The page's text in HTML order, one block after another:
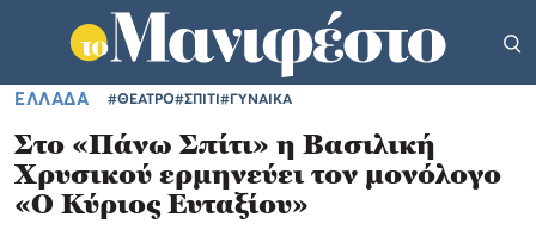
ΕΛΛΑΔΑ #ΘΕΑΤΡΟ#ΣΠΙΤΙ#ΓΥΝΑΙΚΑ
Στο «Πάνω Σπίτι» η Βασιλική
Χρυσικού ερμηνεύει τον μονόλογο
«Ο Κύριος Ευταξίου»